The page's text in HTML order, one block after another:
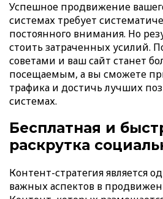
Успешное продвижение
системах требует
постоянного внимания. Но
стоить затраченных усилий.
советами и ваш сайт станет
посещаемым, а вы сможете
трафика и достичь лучших
системах.
Бесплатная и
раскрутка
Контент-стратегия является
важных аспектов в